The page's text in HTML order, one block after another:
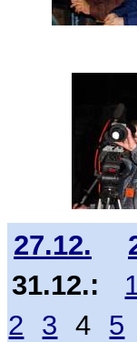
27.12.
31.12.:
2
3 4 5